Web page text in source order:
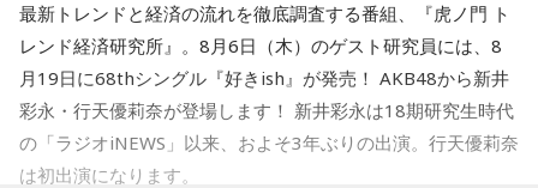
まだ見ぬアーティストとの出会いも、お気に入りのアーティ
ストを追いかけながらライブハウスを巡る楽しみも、
MINAMI WHEELならでは。
今年も大阪・ミナミの街から、新たな音楽との出会いをお届
けします。どうぞご期待ください。
最新トレンドと経済の流れを徹底調査する番組、『虎ノ門 ト
レンド経済研究所』。8月6日（木）のゲスト研究員には、8
月19日に68thシングル『好きish』が発売！ AKB48から新井
彩永・行天優莉奈が登場します！ 新井彩永は18期研究生時代
の「ラジオiNEWS」以来、およそ3年ぶりの出演。行天優莉奈
は初出演になります。